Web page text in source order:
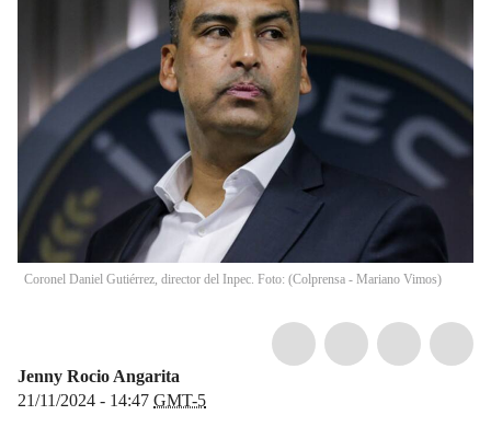
Coronel Daniel Gutiérrez, director del Inpec. Foto: (Colprensa - Mariano Vimos)
Jenny Rocio Angarita
21/11/2024 - 14:47 GMT-5